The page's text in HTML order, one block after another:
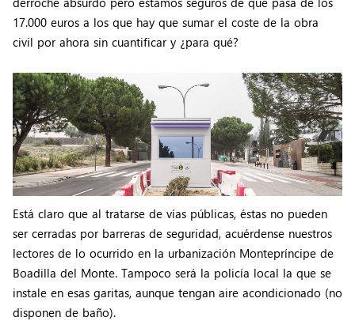
17.000 euros a los que hay que sumar el coste de la obra
civil por ahora sin cuantificar y ¿para qué?
Está claro que al tratarse de vías públicas, éstas no pueden
ser cerradas por barreras de seguridad, acuérdense nuestros
lectores de lo ocurrido en la urbanización Montepríncipe de
Boadilla del Monte. Tampoco será la policía local la que se
instale en esas garitas, aunque tengan aire acondicionado (no
disponen de baño).